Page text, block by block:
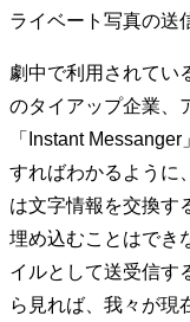
ライベート写真の送
劇中で利用されてい
のタイアップ企業、
「Instant
すればわかるように
は文字情報を交換す
埋め込むことはでき
イルとして送受信す
ら見れば、我々が現